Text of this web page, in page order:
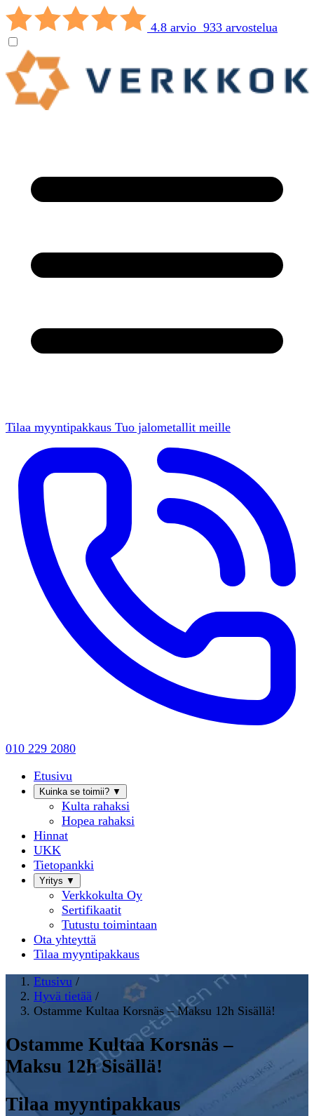
4.8 arvio 933 arvostelua
Tilaa myyntipakkaus Tuo jalometallit meille
010 229 2080
Etusivu
Kuinka se toimii? ▼
Kulta rahaksi
Hopea rahaksi
Hinnat
UKK
Tietopankki
Yritys ▼
Verkkokulta Oy
Sertifikaatit
Tutustu toimintaan
Ota yhteyttä
Tilaa myyntipakkaus
Etusivu /
Hyvä tietää /
Ostamme Kultaa Korsnäs – Maksu 12h Sisällä!
Ostamme Kultaa Korsnäs –
Maksu 12h Sisällä!
Tilaa myyntipakkaus